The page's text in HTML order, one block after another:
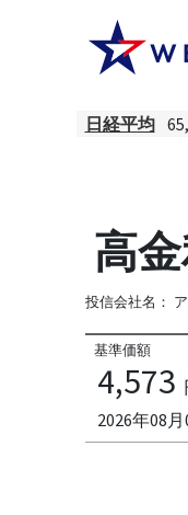
日経平均
高
投信会社名：
基準価額
4,573
2026年08月